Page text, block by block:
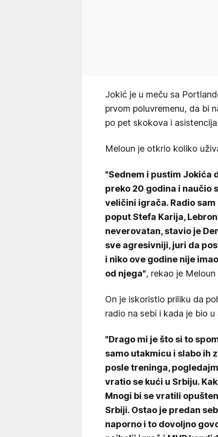
Jokić je u meču sa
prvom poluvremenu, da bi
po pet skokova i
Meloun je otkrio koliko
"Sednem i pustim Jokića
preko 20 godina i naučio
veličini igrača. Radio
poput Stefa Karija,
neverovatan, stavio je
sve agresivniji, juri da
i niko ove godine nije
od njega", rekao je
On je iskoristio priliku da
radio na sebi i kada je bio u
"Drago mi je što si to
samo utakmicu i slabo ih
posle treninga,
vratio se kući u Srbiju.
Mnogi bi se vratili
Srbiji. Ostao je predan
naporno i to dovoljno